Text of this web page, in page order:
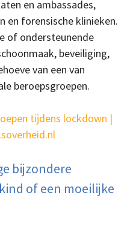
en ambassades,
en forensische klinieken.
of ondersteunende
beveiliging,
van een van
beroepsgroepen.
tijdens lockdown |
bijzondere
of een moeilijke